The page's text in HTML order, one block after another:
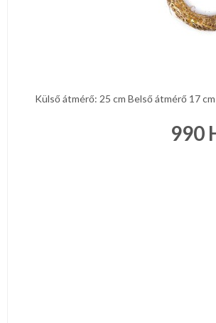
Külső átmérő: 25 cm Belső átmérő 17
990